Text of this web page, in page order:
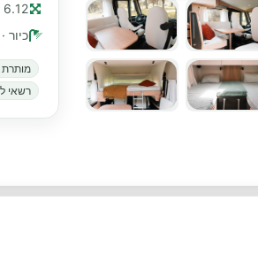
6.12 × 2.28 מ׳ (≈ 20 רגל)
כיור
רשאי